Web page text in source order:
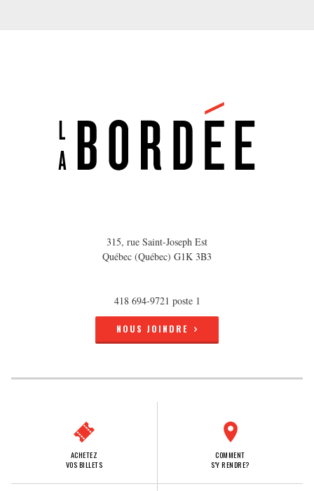
315, rue Saint-Joseph Est
Québec (Québec) G1K 3B3
418 694-9721 poste 1
NOUS JOINDRE
ACHETEZ
VOS BILLETS
COMMENT
S'Y RENDRE?